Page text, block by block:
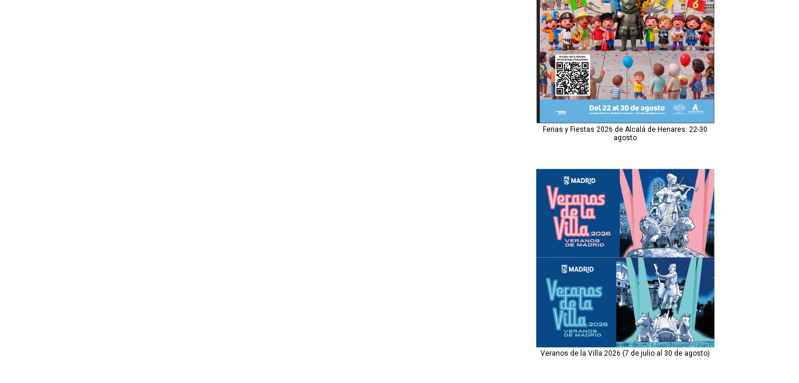
Ferias y Fiestas 2026 de Alcalá de Henares: 22-30
agosto
Veranos de la Villa 2026 (7 de julio al 30 de agosto)